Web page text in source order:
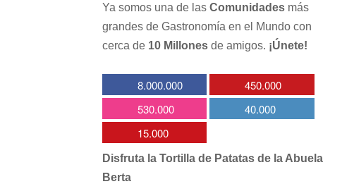
Ya somos una de las Comunidadesmás
grandes de Gastronomía en el Mundo con
cerca de 10 Millonesde amigos. ¡Únete!
8.000.000
450.000
530.000
40.000
15.000
Disfruta la Tortilla de Patatas de la Abuela
Berta